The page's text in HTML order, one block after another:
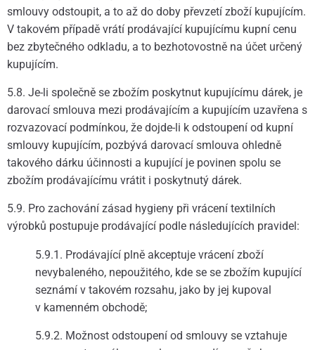
smlouvy odstoupit, a to až do doby převzetí zboží kupujícím.
V takovém případě vrátí prodávající kupujícímu kupní cenu
bez zbytečného odkladu, a to bezhotovostně na účet určený
kupujícím.
5.8. Je-li společně se zbožím poskytnut kupujícímu dárek, je
darovací smlouva mezi prodávajícím a kupujícím uzavřena s
rozvazovací podmínkou, že dojde-li k odstoupení od kupní
smlouvy kupujícím, pozbývá darovací smlouva ohledně
takového dárku účinnosti a kupující je povinen spolu se
zbožím prodávajícímu vrátit i poskytnutý dárek.
5.9. Pro zachování zásad hygieny při vrácení textilních
výrobků postupuje prodávající podle následujících pravidel:
5.9.1. Prodávající plně akceptuje vrácení zboží
nevybaleného, nepoužitého, kde se se zbožím kupující
seznámí v takovém rozsahu, jako by jej kupoval
v kamenném obchodě;
5.9.2. Možnost odstoupení od smlouvy se vztahuje